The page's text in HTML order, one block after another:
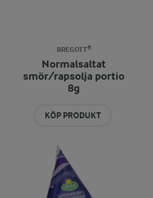
BREGOTT®
Normalsaltat
smör/rapsolja portio
8g
KÖP PRODUKT